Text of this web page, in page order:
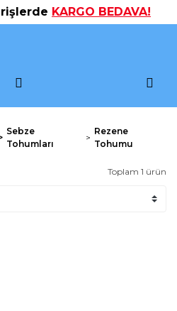
KARGO BEDAVA!
Sebze
Tohumları
Rezene
Tohumu
Toplam 1 ürün